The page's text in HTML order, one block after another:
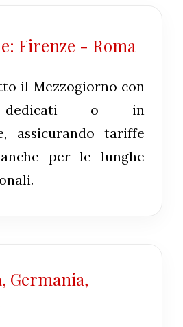
Firenze - Roma
il Mezzogiorno con
dedicati o in
assicurando tariffe
per le lunghe
Germania,